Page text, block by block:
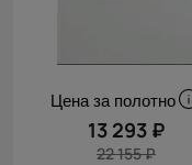
Цена за полотно
13 293 ₽
22 155 ₽